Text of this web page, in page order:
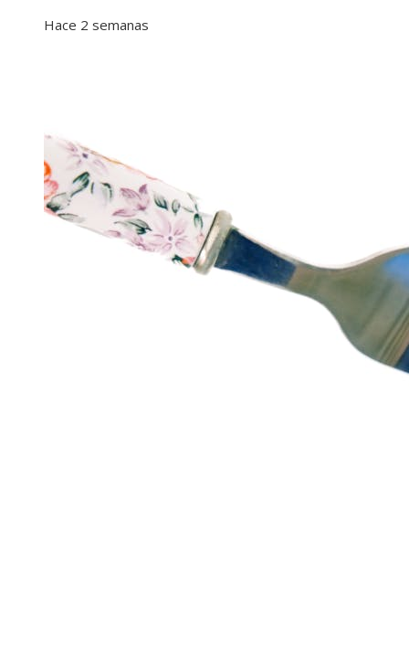
Hace 2 semanas